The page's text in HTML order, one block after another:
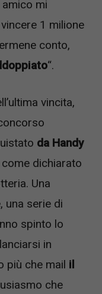
mi
1 milione
conto,
“.
vincita,
da Handy
dichiarato
Una
una serie di
spinto lo
in
più che mail il
che